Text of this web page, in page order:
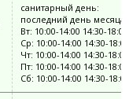
санитарный день:
последний день месяца
Вт: 10:00-14:00 14:30-18:00
Ср: 10:00-14:00 14:30-18:00
Чт: 10:00-14:00 14:30-18:00
Пт: 10:00-14:00 14:30-18:00
Сб: 10:00-14:00 14:30-18:00